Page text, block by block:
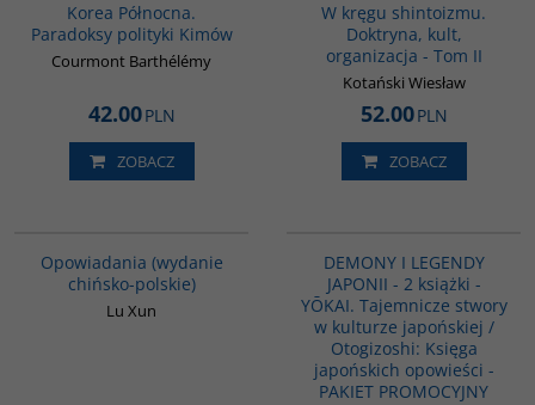
Korea Północna.
Paradoksy polityki Kimów
Courmont Barthélémy
42.00PLN
ZOBACZ
W kręgu shintoizmu.
Doktryna, kult,
organizacja - Tom II
Kotański Wiesław
52.00PLN
ZOBACZ
Opowiadania (wydanie
chińsko-polskie)
Lu Xun
DEMONY I LEGENDY
JAPONII - 2 książki -
YŌKAI. Tajemnicze stwory
w kulturze japońskiej /
Otogizoshi: Księga
japońskich opowieści -
PAKIET PROMOCYJNY